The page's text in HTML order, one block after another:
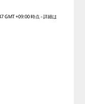
GMT +09:00 時点 -詳細は